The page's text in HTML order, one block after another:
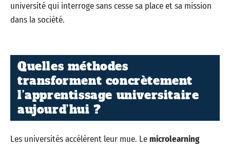
université qui interroge sans cesse sa place et sa mission
dans la société.
Quelles méthodes
transforment concrètement
l’apprentissage universitaire
aujourd’hui ?
Les universités accélèrent leur mue. Lemicrolearning